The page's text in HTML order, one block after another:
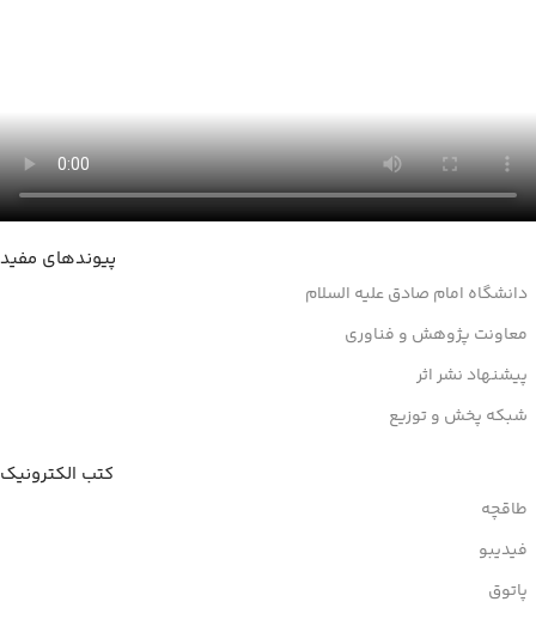
پیوندهای مفید
دانشگاه امام صادق علیه السلام
معاونت پژوهش و فناوری
پیشنهاد نشر اثر
شبکه پخش و توزیع
کتب الکترونیک
طاقچه
فیدیبو
پاتوق